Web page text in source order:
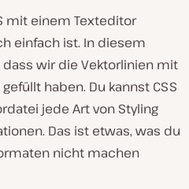
mit einem Texteditor
einfach ist. In diesem
wir die Vektorlinien mit
haben. Du kannst CSS
jede Art von Styling
Das ist etwas, was du
nicht machen